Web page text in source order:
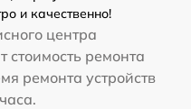
и качественно!
центра
стоимость ремонта
ремонта устройств